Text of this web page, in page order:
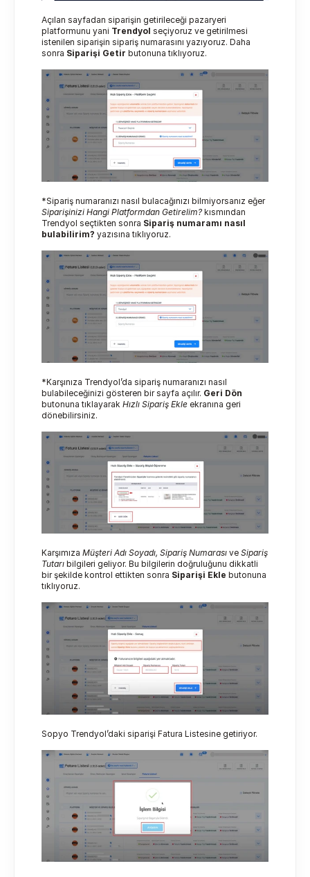
Açılan sayfadan siparişin getirileceği pazaryeri
platformunu yani Trendyol seçiyoruz ve getirilmesi
istenilen siparişin sipariş numarasını yazıyoruz. Daha
sonra Siparişi Getir butonuna tıklıyoruz.
*Sipariş numaranızı nasıl bulacağınızı bilmiyorsanız eğer
Siparişinizi Hangi Platformdan Getirelim? kısmından
Trendyol seçtikten sonra Sipariş numaramı nasıl
bulabilirim? yazısına tıklıyoruz.
*Karşınıza Trendyol’da sipariş numaranızı nasıl
bulabileceğinizi gösteren bir sayfa açılır.
butonuna tıklayarak Hızlı Sipariş Ekle ekranına geri
dönebilirsiniz.
Karşımıza Müşteri Adı Soyadı, Sipariş Numarası ve Sipariş
Tutarı bilgileri geliyor. Bu bilgilerin doğruluğunu dikkatli
bir şekilde kontrol ettikten sonra Siparişi Ekle butonuna
tıklıyoruz.
Sopyo Trendyol’daki siparişi Fatura Listesine getiriyor.